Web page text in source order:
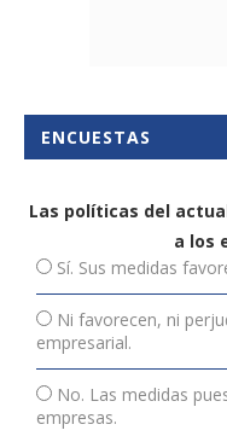
ENCUESTAS
Las políticas del
a los
Sí. Sus medidas
Ni favorecen, ni
empresarial.
No. Las medidas
empresas.